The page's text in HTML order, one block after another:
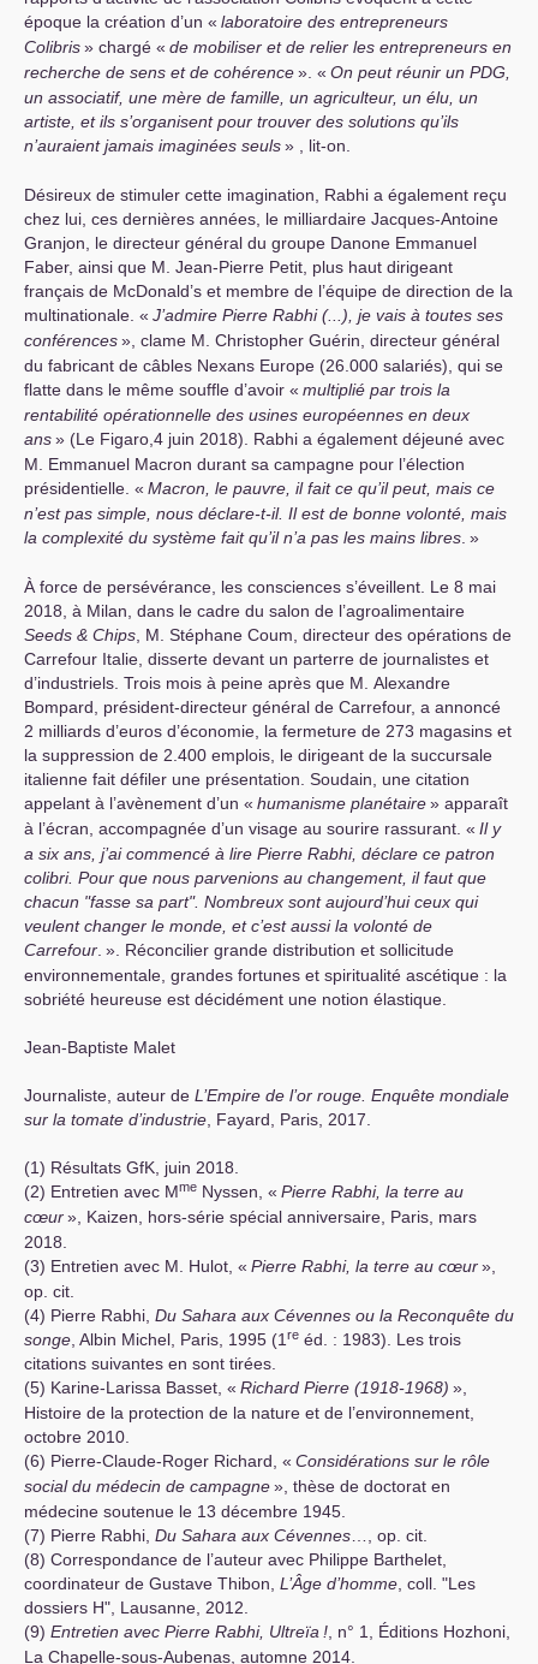
époque la création d’un « laboratoire des entrepreneurs
Colibris» chargé « de mobiliser et de relier les entrepreneurs en
recherche de sens et de cohérence». « On peut réunir un PDG
un associatif, une mère de famille, un agriculteur, un élu, un
artiste, et ils s’organisent pour trouver des solutions qu’ils
n’auraient jamais imaginées seuls» , lit-on.
Désireux de stimuler cette imagination, Rabhi a également reçu
chez lui, ces dernières années, le milliardaire Jacques-Antoine
Granjon, le directeur général du groupe Danone Emmanuel
Faber, ainsi que M. Jean-Pierre Petit, plus haut dirigeant
français de McDonald’s et membre de l’équipe de direction de la
multinationale. « J’admire Pierre Rabhi (...), je vais à toutes ses
conférences», clame M. Christopher Guérin, directeur général
du fabricant de câbles Nexans Europe (26.000 salariés), qui se
flatte dans le même souffle d’avoir « multiplié par trois la
rentabilité opérationnelle des usines européennes en deux
ans» (Le Figaro,4 juin 2018). Rabhi a également déjeuné avec
M. Emmanuel Macron durant sa campagne pour l’élection
présidentielle. « Macron, le pauvre, il fait ce qu’il peut, mais ce
n’est pas simple, nous déclare-t-il. Il est de bonne volonté, mais
la complexité du système fait qu’il n’a pas les mains libres »
À force de persévérance, les consciences s’éveillent. Le 8 mai
2018, à Milan, dans le cadre du salon de l’agroalimentaire
Seeds & Chips , M. Stéphane Coum, directeur des opérations de
Carrefour Italie, disserte devant un parterre de journalistes et
d’industriels. Trois mois à peine après que M. Alexandre
Bompard, président-directeur général de Carrefour, a annoncé
2 milliards d’euros d’économie, la fermeture de 273 magasins et
la suppression de 2.400 emplois, le dirigeant de la succursale
italienne fait défiler une présentation. Soudain, une citation
appelant à l’avènement d’un « humanisme planétaire» apparaît
à l’écran, accompagnée d’un visage au sourire rassurant. « Il y
a six ans, j’ai commencé à lire Pierre Rabhi, déclare ce patron
colibri. Pour que nous parvenions au changement, il faut que
chacun "fasse sa part". Nombreux sont aujourd’hui ceux qui
veulent changer le monde, et c’est aussi la volonté de
Carrefour ». Réconcilier grande distribution et sollicitude
environnementale, grandes fortunes et spiritualité ascétique : la
sobriété heureuse est décidément une notion élastique.
Jean-Baptiste Malet
Journaliste, auteur de L’Empire de l’or rouge. Enquête mondiale
sur la tomate d’industrie , Fayard, Paris, 2017.
(1) Résultats GfK, juin 2018.
(2) Entretien avec Mme Nyssen, « Pierre Rabhi, la terre au
cœur», Kaizen, hors-série spécial anniversaire, Paris, mars
2018.
(3) Entretien avec M. Hulot, « Pierre Rabhi, la terre au cœur»,
op. cit.
(4) Pierre Rabhi, Du Sahara aux Cévennes ou la Reconquête du
songe , Albin Michel, Paris, 1995 (1 re éd. : 1983). Les trois
citations suivantes en sont tirées.
(5) Karine-Larissa Basset, « Richard Pierre (1918-1968) »,
Histoire de la protection de la nature et de l’environnement,
octobre 2010.
(6) Pierre-Claude-Roger Richard, « Considérations sur le rôle
social du médecin de campagne», thèse de doctorat en
médecine soutenue le 13 décembre 1945.
(7) Pierre Rabhi, Du Sahara aux Cévennes …, op. cit.
(8) Correspondance de l’auteur avec Philippe Barthelet,
coordinateur de Gustave Thibon, L’Âge d’homme , coll. "Les
dossiers H", Lausanne, 2012.
(9) Entretien avec Pierre Rabhi, Ultreïa ! , n° 1, Éditions Hozhoni,
La Chapelle-sous-Aubenas, automne 2014.